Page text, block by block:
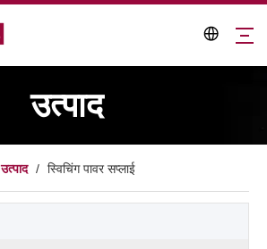
उत्पाद
उत्पाद / स्विचिंग पावर सप्लाई